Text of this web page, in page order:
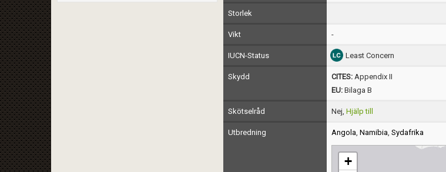
Storlek
Vikt -
IUCN-Status Least Concern
Skydd CITES: Appendix II
EU:Bilaga B
Skötselråd Nej, Hjälp till
Utbredning Angola, Namibia, Sydafrika
+